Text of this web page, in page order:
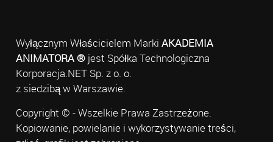
Wyłącznym Właścicielem Marki AKADEMIA
ANIMATORA ®jest Spółka Technologiczna
Korporacja.NET Sp. z o. o.
z siedzibą w Warszawie.
Copyright © - Wszelkie Prawa Zastrzeżone.
Kopiowanie, powielanie i wykorzystywanie treści,